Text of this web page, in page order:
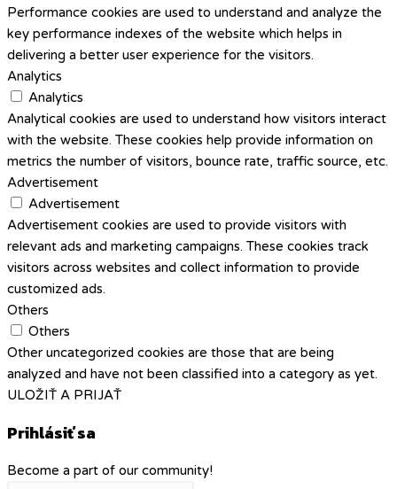
Performance cookies are used to understand and analyze the
key performance indexes of the website which helps in
delivering a better user experience for the visitors.
Analytics
Analytics
Analytical cookies are used to understand how visitors interact
with the website. These cookies help provide information on
metrics the number of visitors, bounce rate, traffic source, etc.
Advertisement
Advertisement
Advertisement cookies are used to provide visitors with
relevant ads and marketing campaigns. These cookies track
visitors across websites and collect information to provide
customized ads.
Others
Others
Other uncategorized cookies are those that are being
analyzed and have not been classified into a category as yet.
ULOŽIŤ A PRIJAŤ
Prihlásiť sa
Become a part of our community!